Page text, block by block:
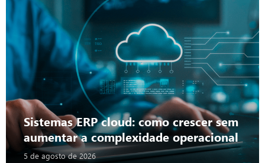
Sistemas ERP cloud: como crescer sem
aumentar a complexidade operacional
5 de agosto de 2026